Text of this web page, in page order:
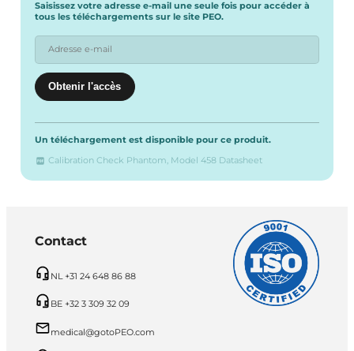
Saisissez votre adresse e-mail une seule fois pour accéder à
tous les téléchargements sur le site PEO.
Un téléchargement est disponible pour ce produit.
Calibration Check Phantom, Model 458 Datasheet
Contact
NL +31 24 648 86 88
BE +32 3 309 32 09
medical@gotoPEO.com